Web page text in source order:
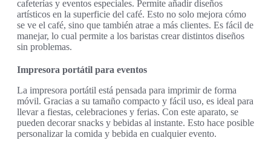
cafeterías y eventos especiales. Permite añadir diseños
artísticos en la superficie del café. Esto no solo mejora cómo
se ve el café, sino que también atrae a más clientes. Es fácil de
manejar, lo cual permite a los baristas crear distintos diseños
sin problemas.
Impresora portátil para eventos
La impresora portátil está pensada para imprimir de forma
móvil. Gracias a su tamaño compacto y fácil uso, es ideal para
llevar a fiestas, celebraciones y ferias. Con este aparato, se
pueden decorar snacks y bebidas al instante. Esto hace posible
personalizar la comida y bebida en cualquier evento.